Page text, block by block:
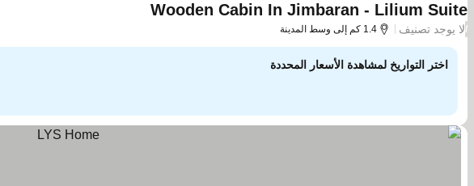
Wooden Cabin In Jimbaran - Lilium Suite
/لا يوجد تصنيف 1.4 كم إلى وسط المدينة
اختر التواريخ لمشاهدة الأسعار المحددة